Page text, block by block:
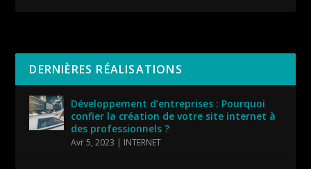
DERNIÈRES RÉALISATIONS
Développement d’entreprises : Pourquoi
confier la création de votre site internet à
des professionnels ?
Avr 5, 2023 | INTERNET